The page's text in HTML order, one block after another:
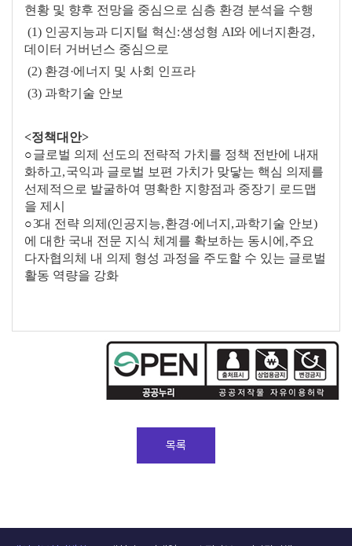
현황 및 향후 전망을 중심으로 심층 환경 분석을 수행
(1) 인공지능과 디지털 혁신 :생성형 AI와 에너지환경,
데이터 거버넌스 중심으로
(2) 환경·에너지 및 사회 인프라
(3) 과학기술 안보
<정책대안>
○글로벌 의제 선도의 전략적 가치를 정책 전반에 내재
화하고,국익과 글로벌 보편 가치가 맞닿는 핵심 의제를
선제적으로 발굴하여 명확한 지향점과 중장기 로드맵
을 제시
○3대 전략 의제(인공지능,환경·에너지 ,과학기술 안보)
에 대한 국내 전문 지식 체계를 확보하는 동시에 ,주요
다자협의체 내 의제 형성 과정을 주도할 수 있는 글로벌
활동 역량을 강화
목록